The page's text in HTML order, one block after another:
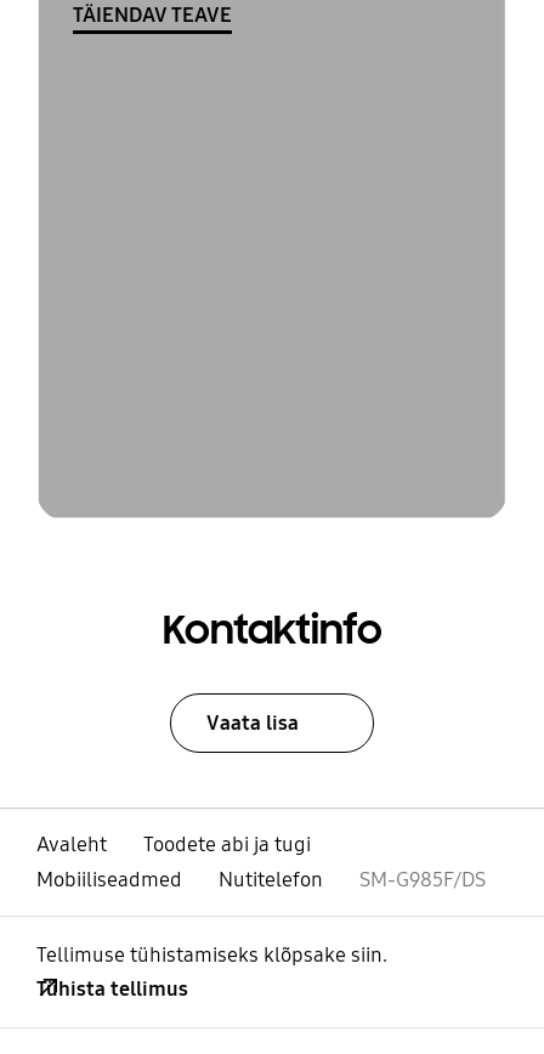
TÄIENDAV TEAVE
Kontaktinfo
Vaata lisa
Avaleht
Toodete abi ja tugi
Mobiiliseadmed
Nutitelefon SM-G985F/DS
Tellimuse tühistamiseks klõpsake siin.
Tühista tellimus